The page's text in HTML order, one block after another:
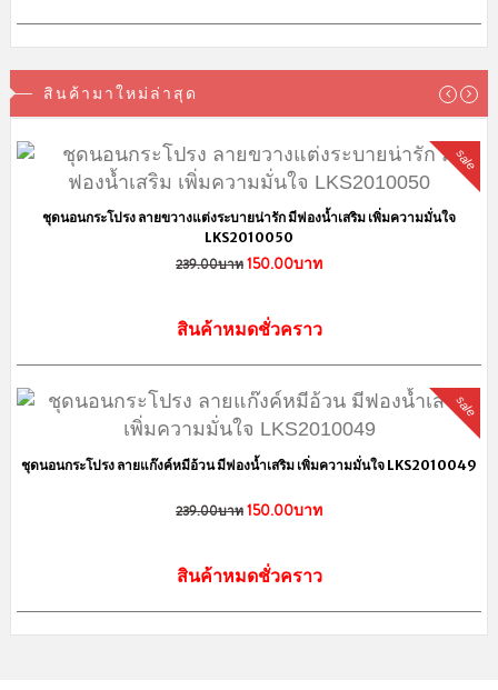
สินค้ามาใหม่ล่าสุด
sale
ชุดนอนกระโปรง ลายขวางแต่งระบายน่ารัก มีฟองน้ำเสริม เพิ่มความมั่นใจ
LKS2010050
239.00บาท150.00บาท
สินค้าหมดชั่วคราว
sale
ชุดนอนกระโปรง ลายแก๊งค์หมีอ้วน มีฟองน้ำเสริม เพิ่มความมั่นใจ LKS2010049
239.00บาท150.00บาท
สินค้าหมดชั่วคราว